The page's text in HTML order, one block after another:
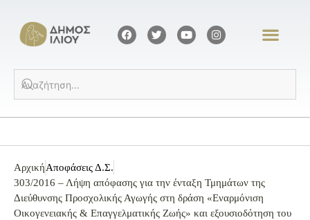
ΑρχικήΑποφάσεις Δ.Σ.
303/2016 – Λήψη απόφασης για την ένταξη Τμημάτων της
Διεύθυνσης Προσχολικής Αγωγής στη δράση «Εναρμόνιση
Οικογενειακής & Επαγγελματικής Ζωής» και εξουσιοδότηση του